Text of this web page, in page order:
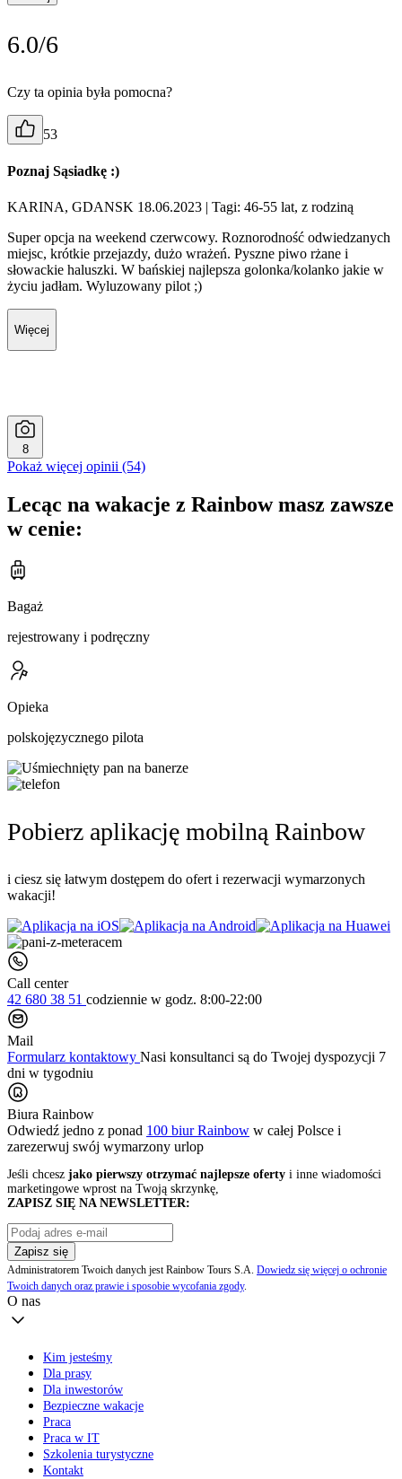
6.0/6
Czy ta opinia była pomocna?
53
Poznaj Sąsiadkę :)
KARINA, GDANSK 18.06.2023 | Tagi: 46-55 lat, z rodziną
Super opcja na weekend czerwcowy. Roznorodność odwiedzanych
miejsc, krótkie przejazdy, dużo wrażeń. Pyszne piwo rżane i
słowackie haluszki. W bańskiej najlepsza golonka/kolanko jakie w
życiu jadłam. Wyluzowany pilot ;)
Więcej
8
Pokaż więcej opinii (54)
Lecąc na wakacje z Rainbow masz zawsze
w cenie:
Bagaż
rejestrowany i podręczny
Opieka
polskojęzycznego pilota
Pobierz aplikację mobilną Rainbow
i ciesz się łatwym dostępem do ofert i rezerwacji wymarzonych
wakacji!
Call center
42 680 38 51 codziennie w godz. 8:00-22:00
Mail
Formularz kontaktowy Nasi konsultanci są do Twojej dyspozycji 7
dni w tygodniu
Biura Rainbow
Odwiedź jedno z ponad 100 biur Rainbow w całej Polsce i
zarezerwuj swój wymarzony urlop
Jeśli chcesz jako pierwszy otrzymać najlepsze oferty i inne wiadomości
marketingowe wprost na Twoją skrzynkę,
ZAPISZ SIĘ NA NEWSLETTER:
Zapisz się
Administratorem Twoich danych jest Rainbow Tours S.A. Dowiedz się więcej o ochronie
Twoich danych oraz prawie i sposobie wycofania zgody.
O nas
Kim jesteśmy
Dla prasy
Dla inwestorów
Bezpieczne wakacje
Praca
Praca w IT
Szkolenia turystyczne
Kontakt